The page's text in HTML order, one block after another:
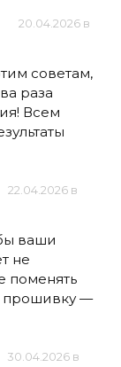
20.04.2026 в
советам,
раза
Всем
22.04.2026 в
ваши
не
поменять
прошивку —
30.04.2026 в